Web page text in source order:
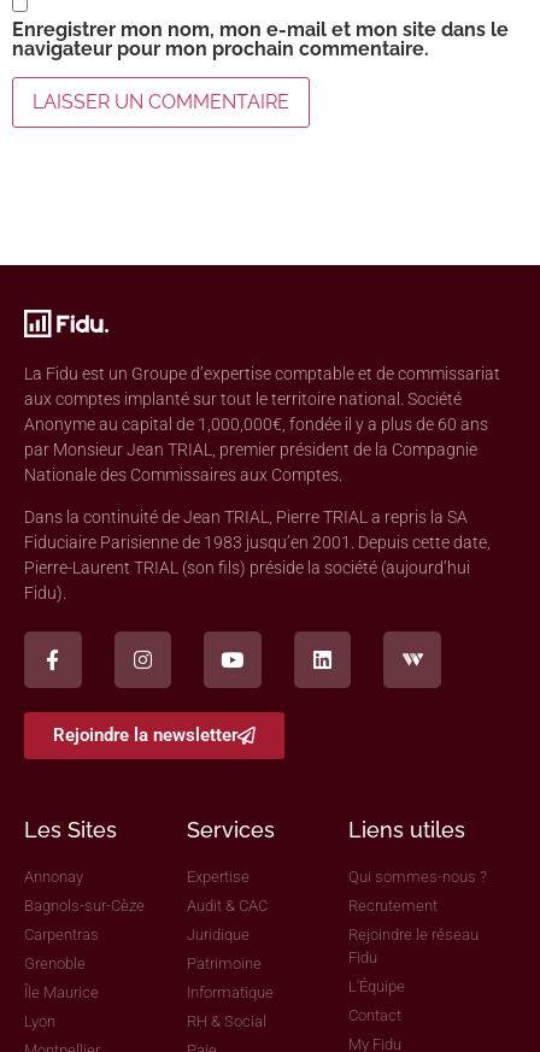
Enregistrer mon nom, mon e-mail et mon site dans le
navigateur pour mon prochain commentaire.
La Fidu est un Groupe d’expertise comptable et de commissariat
aux comptes implanté sur tout le territoire national. Société
Anonyme au capital de 1,000,000€, fondée il y a plus de 60 ans
par Monsieur Jean TRIAL, premier président de la Compagnie
Nationale des Commissaires aux Comptes.
Dans la continuité de Jean TRIAL, Pierre TRIAL a repris la SA
Fiduciaire Parisienne de 1983 jusqu’en 2001. Depuis cette date,
Pierre-Laurent TRIAL (son fils) préside la société (aujourd’hui
Fidu).
Rejoindre la newsletter
Les Sites
Annonay
Bagnols-sur-Cèze
Carpentras
Grenoble
Île Maurice
Lyon
Services
Expertise
Audit & CAC
Juridique
Patrimoine
Informatique
RH & Social
Liens utiles
Qui sommes-nous ?
Recrutement
Rejoindre le réseau
Fidu
L'Équipe
Contact
My Fidu